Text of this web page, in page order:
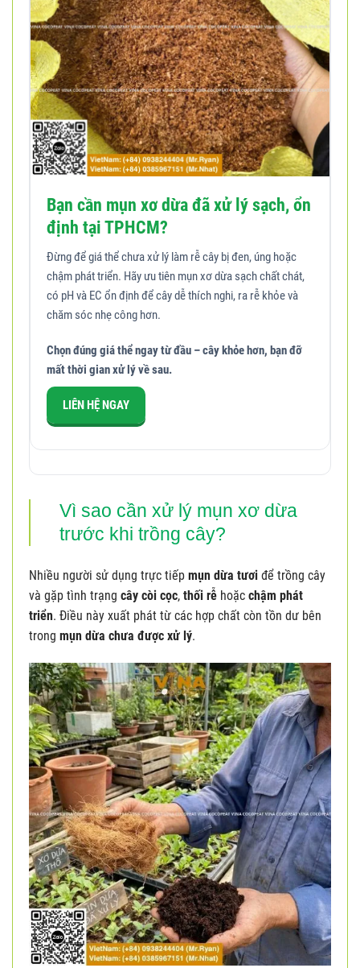
Bạn cần mụn xơ dừa đã xử lý sạch, ổn
định tại TPHCM?
Đừng để giá thể chưa xử lý làm rễ cây bị đen, úng hoặc
chậm phát triển. Hãy ưu tiên mụn xơ dừa sạch chất chát,
có pH và EC ổn định để cây dễ thích nghi, ra rễ khỏe và
chăm sóc nhẹ công hơn.
Chọn đúng giá thể ngay từ đầu – cây khỏe hơn, bạn đỡ
mất thời gian xử lý về sau.
LIÊN HỆ NGAY
Vì sao cần xử lý mụn xơ dừa
trước khi trồng cây?
Nhiều người sử dụng trực tiếp mụn dừa tươi để trồng cây
và gặp tình trạng cây còi cọc, thối rễ hoặc chậm phát
triển. Điều này xuất phát từ các hợp chất còn tồn dư bên
trong mụn dừa chưa được xử lý.